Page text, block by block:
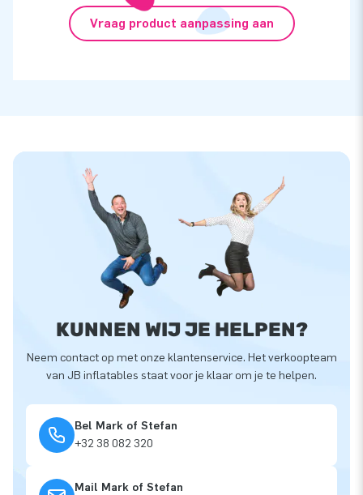
Vraag product aanpassing aan
KUNNEN WIJ JE HELPEN?
Neem contact op met onze klantenservice. Het verkoopteam
van JB inflatables staat voor je klaar om je te helpen.
Bel Mark of Stefan
+32 38 082 320
Mail Mark of Stefan